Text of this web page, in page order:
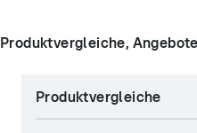
Produktvergleiche,
Produktvergleiche